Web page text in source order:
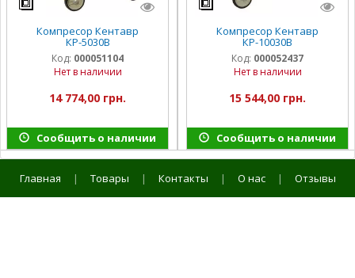
Компресор Кентавр
КР-5030В
Код: 000051104
Нет в наличии
14 774,00 грн.
Сообщить о наличии
Компресор Кентавр
КР-10030В
Код: 000052437
Нет в наличии
15 544,00 грн.
Сообщить о наличии
Главная | Товары | Контакты | О нас | Отзывы